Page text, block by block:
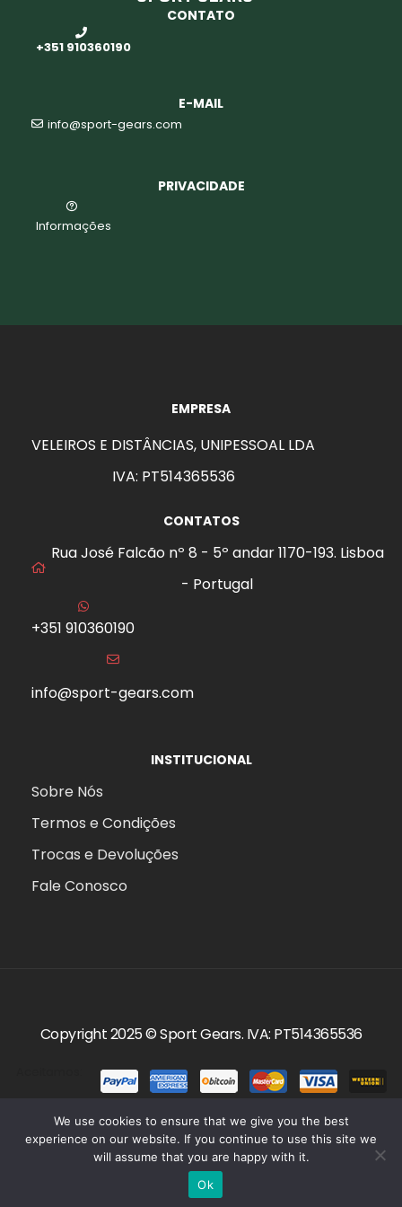
CONTATO
+351 910360190
E-MAIL
info@sport-gears.com
PRIVACIDADE
Informações
EMPRESA
VELEIROS E DISTÂNCIAS, UNIPESSOAL LDA
IVA: PT514365536
CONTATOS
Rua José Falcão nº 8 - 5º andar 1170-193. Lisboa
- Portugal
+351 910360190
info@sport-gears.com
INSTITUCIONAL
Sobre Nós
Termos e Condições
Trocas e Devoluções
Fale Conosco
Copyright 2025 ©Sport Gears. IVA: PT514365536
We use cookies to ensure that we give you the best
experience on our website. If you continue to use this site we
will assume that you are happy with it.
Ok